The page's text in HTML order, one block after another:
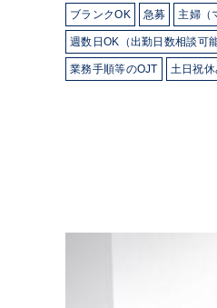
ブランクOK 急募 主婦（
週数日OK（出勤日数相談可能
業務手順等のOJT 土日祝休